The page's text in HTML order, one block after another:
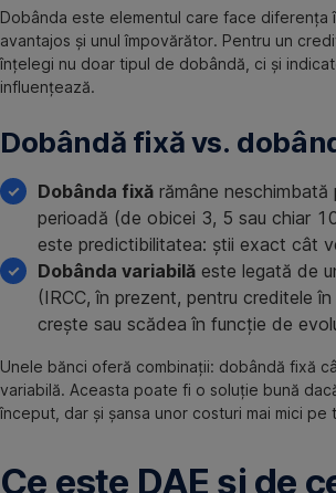
Dobânda este elementul care face diferența
avantajos și unul împovărător. Pentru un
înțelegi nu doar tipul de dobândă, ci și
influențează.
Dobândă fixă vs.
Dobânda fixă rămâne neschimbată
perioadă (de obicei 3, 5 sau chiar
este predictibilitatea: știi exact cât
Dobânda variabilă este legată de
(IRCC, în prezent, pentru creditele
crește sau scădea în funcție de
Unele bănci oferă combinații: dobândă fixă
variabilă. Aceasta poate fi o soluție bună
început, dar și șansa unor costuri mai mici pe
Ce este DAE și de